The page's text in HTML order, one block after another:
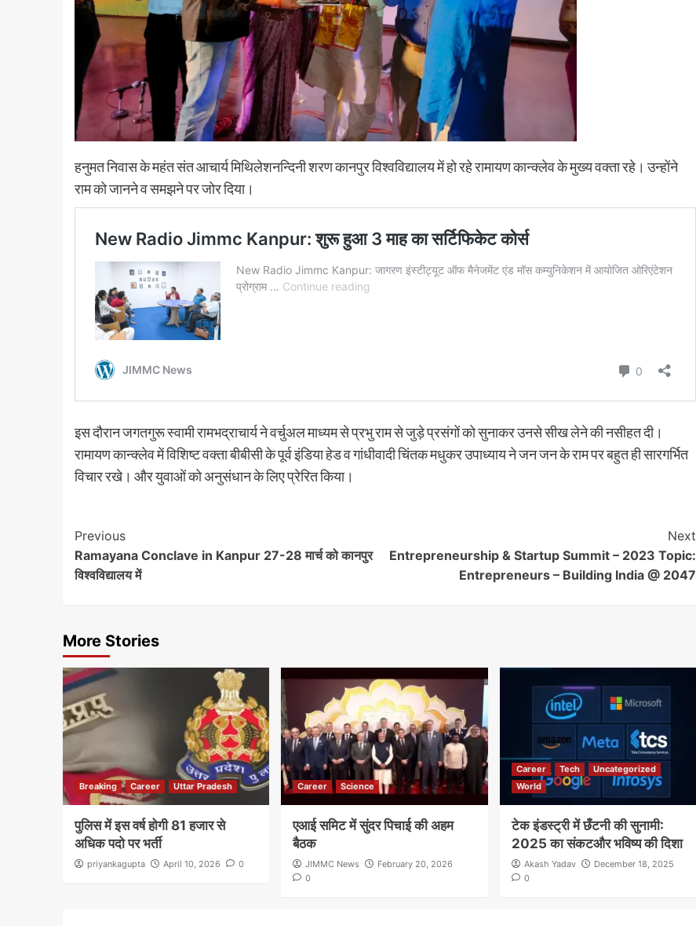
हनुमत निवास के महंत संत आचार्य मिथिलेशनन्दिनी शरण कानपुर विश्वविद्यालय में हो रहे रामायण कान्क्लेव के मुख्य वक्ता रहे। उन्होंने
राम को जानने व समझने पर जोर दिया।
इस दौरान जगतगुरू स्वामी रामभद्राचार्य ने वर्चुअल माध्यम से प्रभु राम से जुड़े प्रसंगों को सुनाकर उनसे सीख लेने की नसीहत दी।
रामायण कान्क्लेव में विशिष्ट वक्ता बीबीसी के पूर्व इंडिया हेड व गांधीवादी चिंतक मधुकर उपाध्याय ने जन जन के राम पर बहुत ही सारगर्भित
विचार रखे। और युवाओं को अनुसंधान के लिए प्रेरित किया।
Post
Navigation
Previous
Ramayana Conclave in Kanpur 27-28 मार्च को कानपुर
विश्वविद्यालय में
Next
Entrepreneurship & Startup Summit – 2023 Topic:
Entrepreneurs – Building India @ 2047
More Stories
Breaking Career Uttar Pradesh
पुलिस में इस वर्ष होगी 81 हजार से
अधिक पदो पर भर्ती
priyankagupta April 10, 2026 0
Career Science
एआई समिट में सुंदर पिचाई की अहम
बैठक
JIMMC News
February 20, 2026
0
Career Tech
Uncategorized
World
टेक इंडस्ट्री में छँटनी की सुनामी:
2025 का संकटऔर भविष्य की दिशा
Akash Yadav
December 18, 2025
0